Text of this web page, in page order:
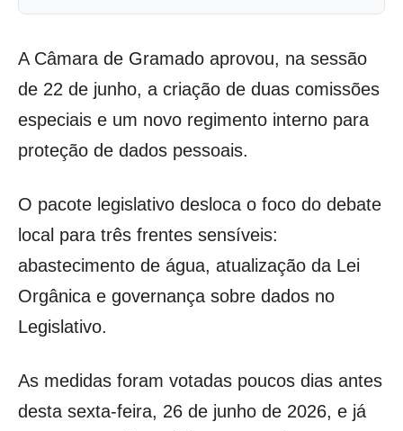
A Câmara de Gramado aprovou, na sessão
de 22 de junho, a criação de duas comissões
especiais e um novo regimento interno para
proteção de dados pessoais.
O pacote legislativo desloca o foco do debate
local para três frentes sensíveis:
abastecimento de água, atualização da Lei
Orgânica e governança sobre dados no
Legislativo.
As medidas foram votadas poucos dias antes
desta sexta-feira, 26 de junho de 2026, e já